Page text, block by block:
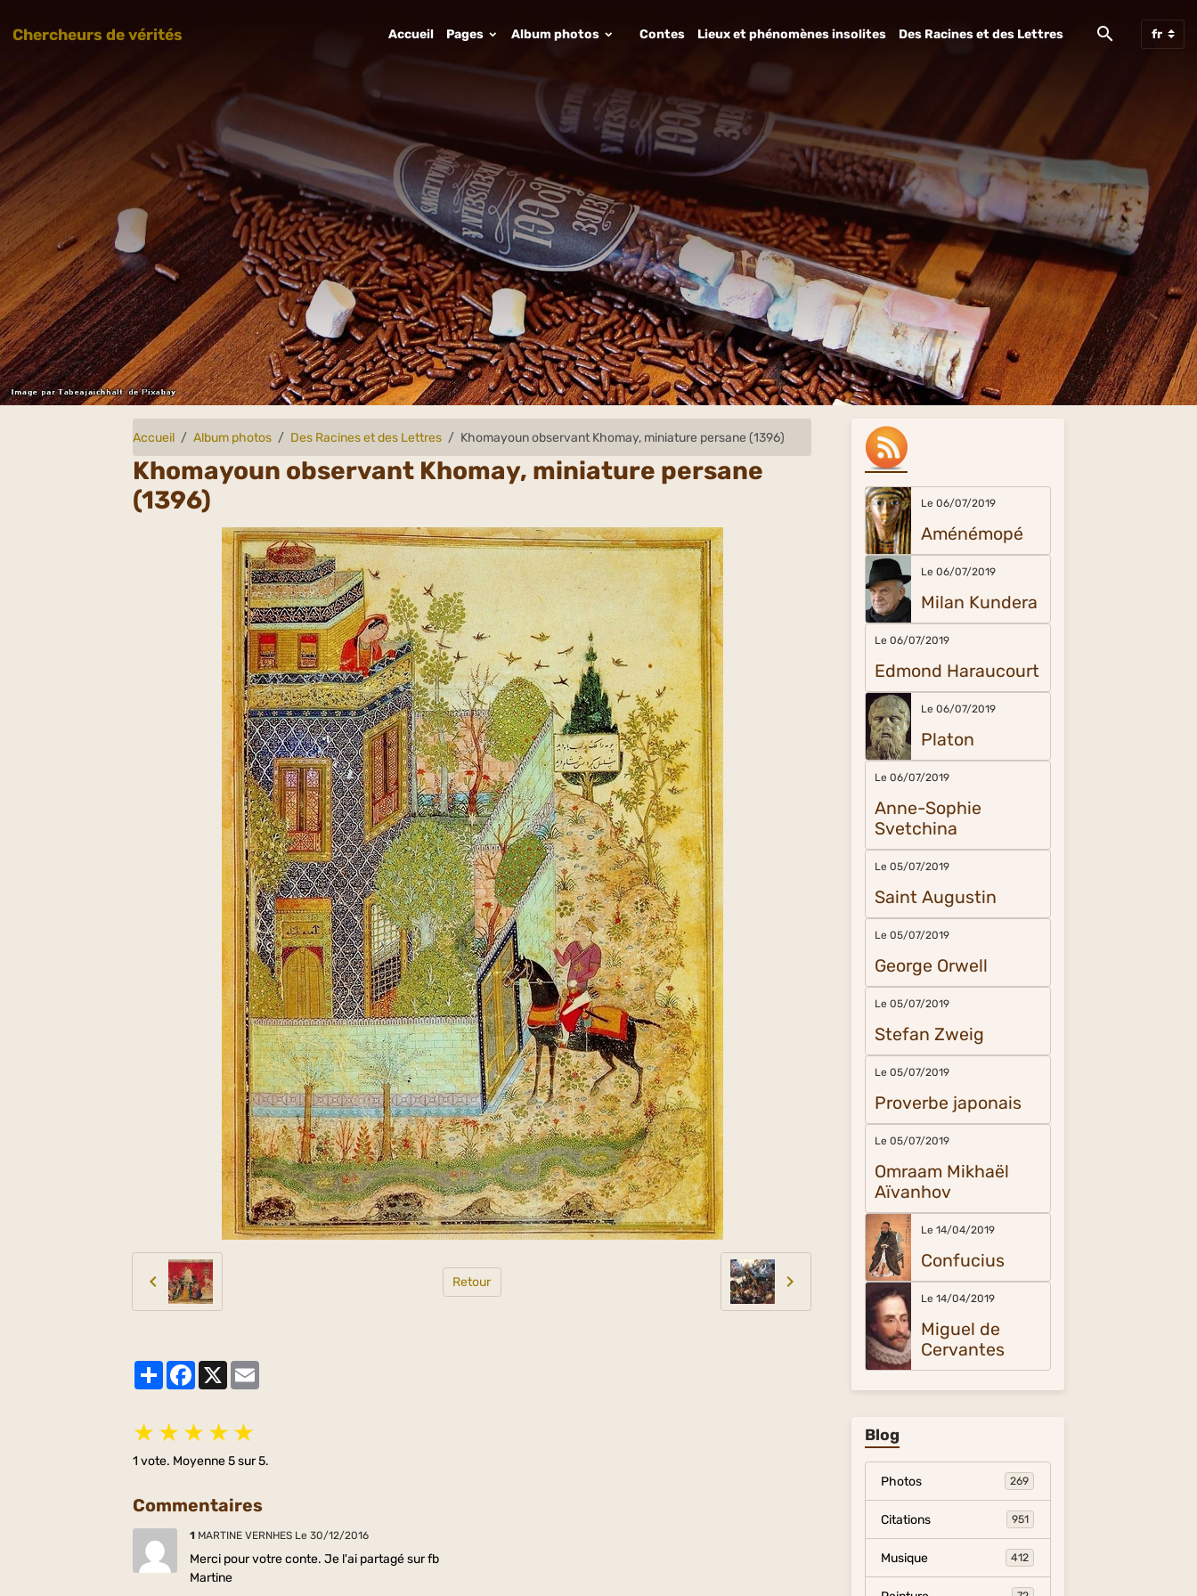
Chercheurs de vérités Accueil Pages Album photos Contes Lieux et phénomènes insolites Des Racines et des Lettres
Accueil Album photos Des Racines et des Lettres Khomayoun observant Khomay, miniature persane (1396)
Khomayoun observant Khomay, miniature persane
(1396)
Retour
PartagerFacebook
X
★ ★ ★ ★ ★
1 vote. Moyenne5sur 5.
Commentaires
1 MARTINE VERNHES Le 30/12/2016
Merci pour votre conte. Je l'ai partagé sur fb
Martine
Le 06/07/2019
Aménémopé
Le 06/07/2019
Milan Kundera
Le 06/07/2019
Edmond Haraucourt
Le 06/07/2019
Platon
Le 06/07/2019
Anne-Sophie
Svetchina
Le 05/07/2019
Saint Augustin
Le 05/07/2019
George Orwell
Le 05/07/2019
Stefan Zweig
Le 05/07/2019
Proverbe japonais
Le 05/07/2019
Omraam Mikhaël
Aïvanhov
Le 14/04/2019
Confucius
Le 14/04/2019
Miguel de
Cervantes
Blog
Photos 269
Citations 951
Musique 412